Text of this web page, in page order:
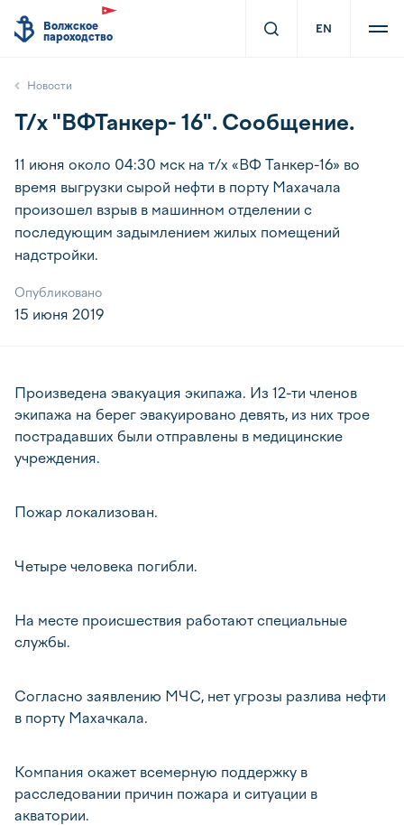
Волжское
пароходство
EN
Новости
Т/х "ВФТанкер- 16". Сообщение.
11 июня около 04:30 мск на т/х «ВФ Танкер-16» во
время выгрузки сырой нефти в порту Махачала
произошел взрыв в машинном отделении с
последующим задымлением жилых помещений
надстройки.
Опубликовано
15 июня 2019
Произведена эвакуация экипажа. Из 12-ти членов
экипажа на берег эвакуировано девять, из них трое
пострадавших были отправлены в медицинские
учреждения.
Пожар локализован.
Четыре человека погибли.
На месте происшествия работают специальные
службы.
Согласно заявлению МЧС, нет угрозы разлива нефти
в порту Махачкала.
Компания окажет всемерную поддержку в
расследовании причин пожара и ситуации в
акватории.